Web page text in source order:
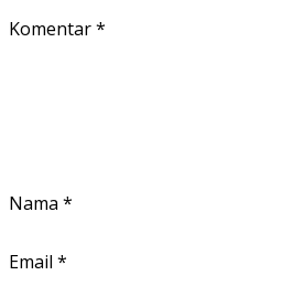
Komentar*
Nama *
Email *